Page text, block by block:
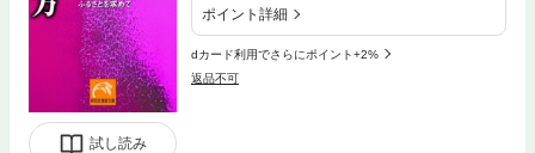
試し読み
ポイント詳細
dカード利用でさらにポイント+2%
返品不可